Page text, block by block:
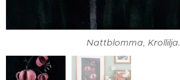
Nattblomma, Krollilja.